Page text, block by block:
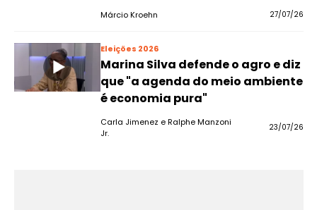
Márcio Kroehn 27/07/26
Eleições 2026
Marina Silva defende o agro e diz
que "a agenda do meio ambiente
é economia pura"
Carla Jimenez e Ralphe Manzoni
Jr.
23/07/26